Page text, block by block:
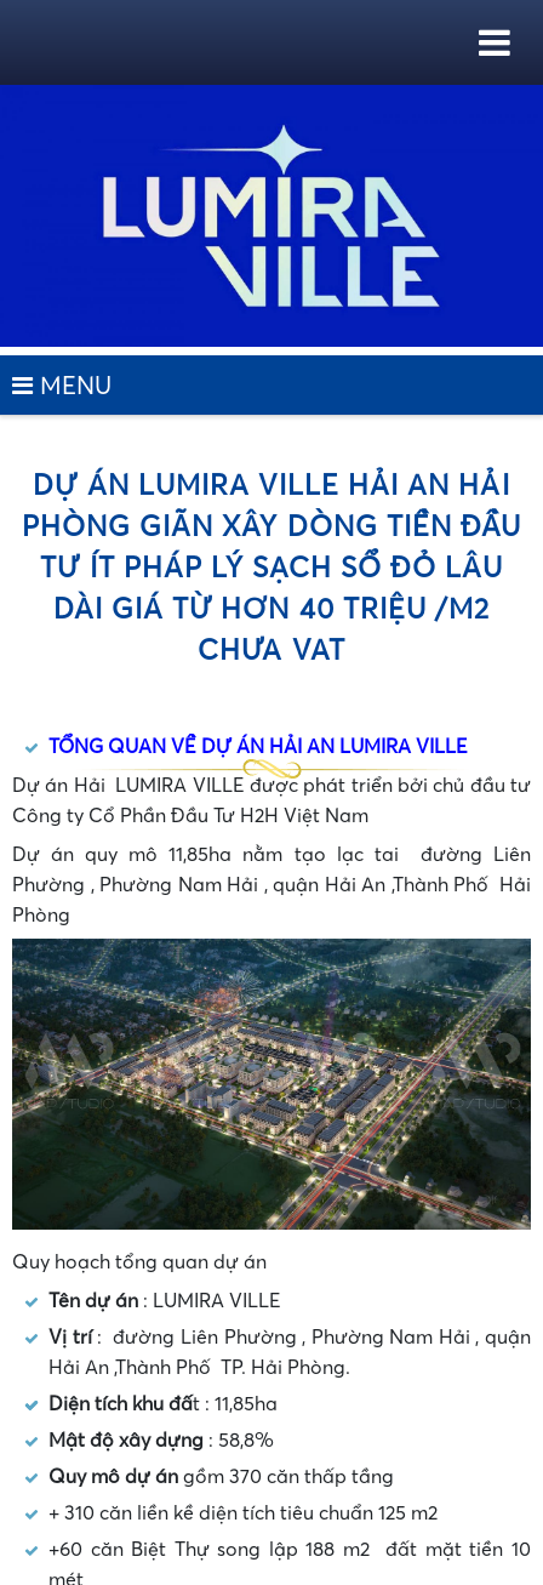
MENU
DỰ ÁN LUMIRA VILLE HẢI AN HẢI
PHÒNG GIÃN XÂY DÒNG TIỀN ĐẦU
TƯ ÍT PHÁP LÝ SẠCH SỔ ĐỎ LÂU
DÀI GIÁ TỪ HƠN 40 TRIỆU /M2
CHƯA VAT
TỔNG QUAN VỀ DỰ ÁN HẢI AN LUMIRA VILLE
Dự án Hải LUMIRA VILLE được phát triển bởi chủ đầu tư
Công ty Cổ Phần Đầu Tư H2H Việt Nam
Dự án quy mô 11,85ha nằm tạo lạc tai đường Liên
Phường , Phường Nam Hải , quận Hải An ,Thành Phố Hải
Phòng
Quy hoạch tổng quan dự án
Tên dự án : LUMIRA VILLE
Vị trí: đường Liên Phường , Phường Nam Hải , quận
Hải An ,Thành Phố TP. Hải Phòng.
Diện tích khu đất : 11,85ha
Mật độ xây dựng : 58,8%
Quy mô dự án gồm 370 căn thấp tầng
+ 310 căn liền kề diện tích tiêu chuẩn 125 m2
+60 căn Biệt Thự song lập 188 m2 đất mặt tiền 10
mét